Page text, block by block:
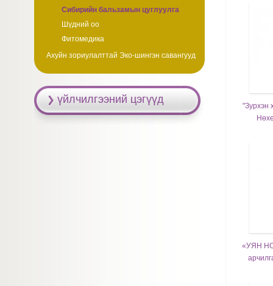
"Зурхэн
«УЯН
Сибирийн бальзамын цуглуулга
Шүдний оо
Фитомедика
Ахуйн зориулалттай Эко-шингэн савангууд
үйлчилгээний цэгүүд